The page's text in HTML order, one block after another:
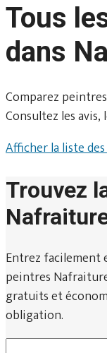
Tous
dans
Comparez
Consultez les
Afficher la liste
Trouvez
Entrez facilement
peintres
gratuits et
obligation.